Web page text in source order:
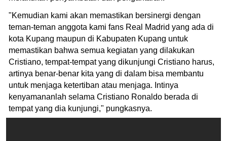
"Kemudian kami akan memastikan bersinergi dengan
teman-teman anggota kami fans Real Madrid yang ada di
kota Kupang maupun di Kabupaten Kupang untuk
memastikan bahwa semua kegiatan yang dilakukan
Cristiano, tempat-tempat yang dikunjungi Cristiano harus,
artinya benar-benar kita yang di dalam bisa membantu
untuk menjaga ketertiban atau menjaga. Intinya
kenyamananlah selama Cristiano Ronaldo berada di
tempat yang dia kunjungi," pungkasnya.